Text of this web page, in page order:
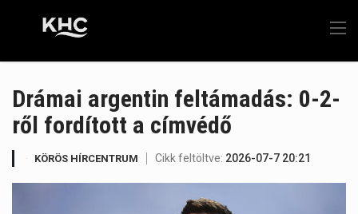
Drámai argentin feltámadás: 0-2-
ről fordított a címvédő
KÖRÖS HÍRCENTRUM Cikk feltöltve: 2026-07-7 20:21